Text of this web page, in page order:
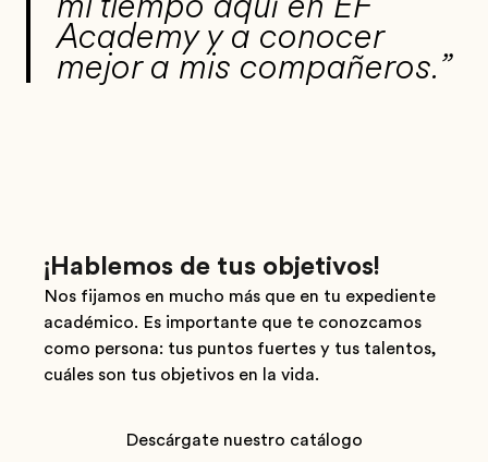
Academy y a conocer
mejor a mis compañeros.”
¡Hablemos de tus objetivos!
Nos fijamos en mucho más que en tu expediente
académico. Es importante que te conozcamos
como persona: tus puntos fuertes y tus talentos,
cuáles son tus objetivos en la vida.
Descárgate nuestro catálogo